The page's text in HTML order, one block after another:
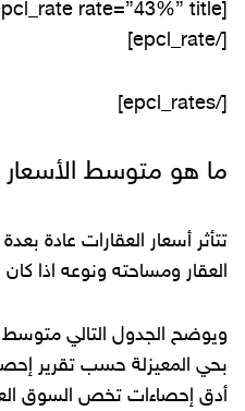
[/epcl_rate]
[/epcl_rates]
ما هو متوسط الأسعار
تتأثر أسعار العقارات عادة
العقار ومساحته ونوعه اذا
ويوضح الجدول التالي متوسط
بحي المعيزلة حسب تقرير
أدق إحصاءات تخص السوق